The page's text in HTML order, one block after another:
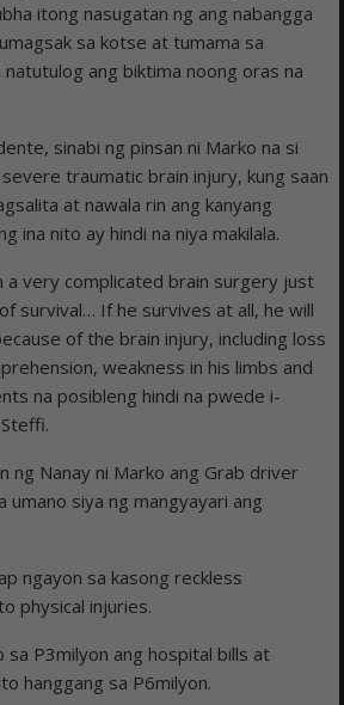
itong nasugatan ng ang nabangga
sa kotse at tumama sa
natutulog ang biktima noong oras na
sinabi ng pinsan ni Marko na si
traumatic brain injury, kung saan
at nawala rin ang kanyang
ina nito ay hindi na niya makilala.
a very complicated brain surgery just
survival… If he survives at all, he will
of the brain injury, including loss
weakness in his limbs and
na posibleng hindi na pwede i-
ng Nanay ni Marko ang Grab driver
umano siya ng mangyayari ang
ngayon sa kasong reckless
physical injuries.
sa P3milyon ang hospital bills at
hanggang sa P6milyon.